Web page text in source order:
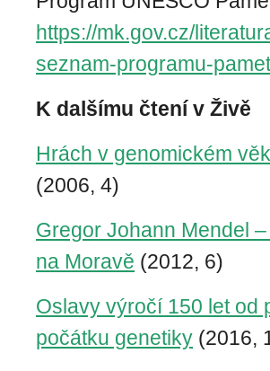
https://mk.gov.cz/
seznam-programu-
K dalšímu čtení v Živě
Hrách v genomickém
(2006, 4)
Gregor Johann Mendel
na Moravě (2012, 6)
Oslavy výročí 150 let od
počátku genetiky (2016,